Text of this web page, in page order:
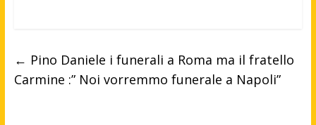
← Pino Daniele i funerali a Roma ma il fratello
Carmine :” Noi vorremmo funerale a Napoli”